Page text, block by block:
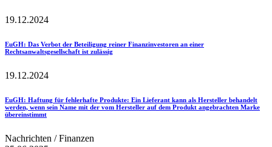
19.12.2024
EuGH: Das Verbot der Beteiligung reiner Finanzinvestoren an einer
Rechtsanwaltsgesellschaft ist zulässig
19.12.2024
EuGH: Haftung für fehlerhafte Produkte: Ein Lieferant kann als Hersteller behandelt
werden, wenn sein Name mit der vom Hersteller auf dem Produkt angebrachten Marke
übereinstimmt
Nachrichten / Finanzen